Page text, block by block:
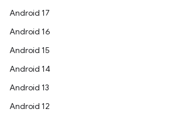
Android 17
Android 16
Android 15
Android 14
Android 13
Android 12